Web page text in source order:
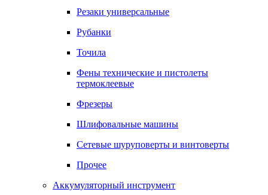
Резаки универсальные
Рубанки
Точила
Фены технические и пистолеты
термоклеевые
Фрезеры
Шлифовальные машины
Сетевые шуруповерты и винтоверты
Прочее
Аккумуляторный инструмент